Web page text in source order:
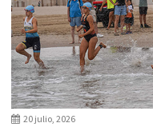
20 julio, 2026